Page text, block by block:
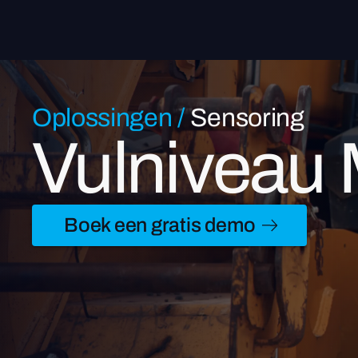
Oplossingen /Sensoring
Vulniveau
Boek een gratis demo